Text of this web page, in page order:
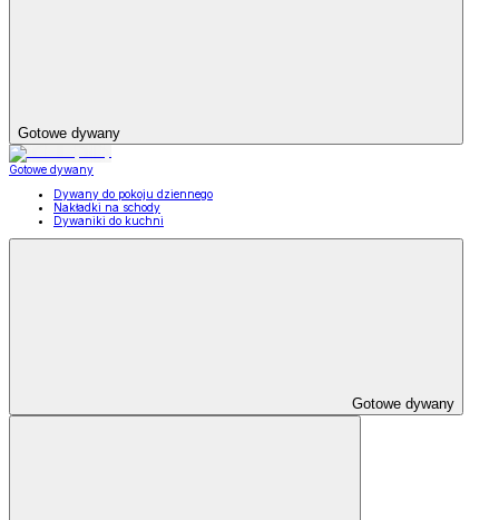
Gotowe dywany
Gotowe dywany
Dywany do pokoju dziennego
Nakładki na schody
Dywaniki do kuchni
Gotowe dywany